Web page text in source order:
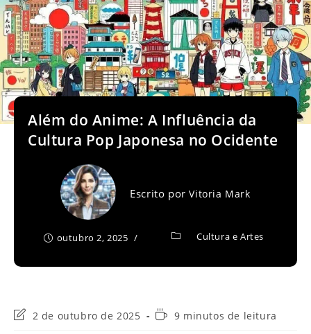
Além do Anime: A Influência da
Cultura Pop Japonesa no Ocidente
Escrito porVitoria Mark
outubro 2, 2025 Cultura e Artes
Última2 de outubro de 2025
Tempo9 minutos de leitura